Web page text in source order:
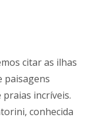
citar as ilhas
paisagens
incríveis.
conhecida